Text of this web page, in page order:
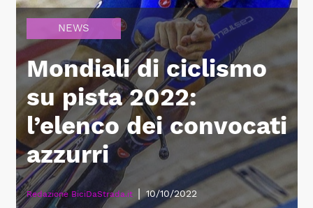
NEWS
Mondiali di ciclismo
su pista 2022:
l’elenco dei convocati
azzurri
Redazione BiciDaStrada.it 10/10/2022